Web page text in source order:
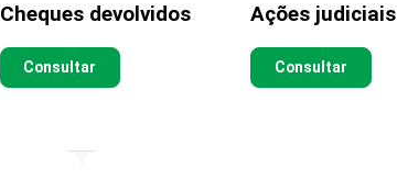
Cheques devolvidos
Consultar
Ações judiciais
Consultar